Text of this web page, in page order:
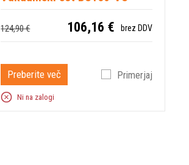
124,90 € 106,16 € brez DDV
Preberite več Primerjaj
Ni na zalogi